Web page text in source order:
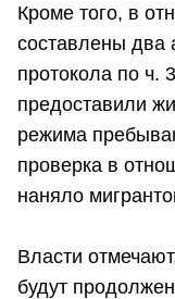
Кроме того, в
составлены два
протокола по ч.
предоставили
режима
проверка в
наняло
Власти
будут